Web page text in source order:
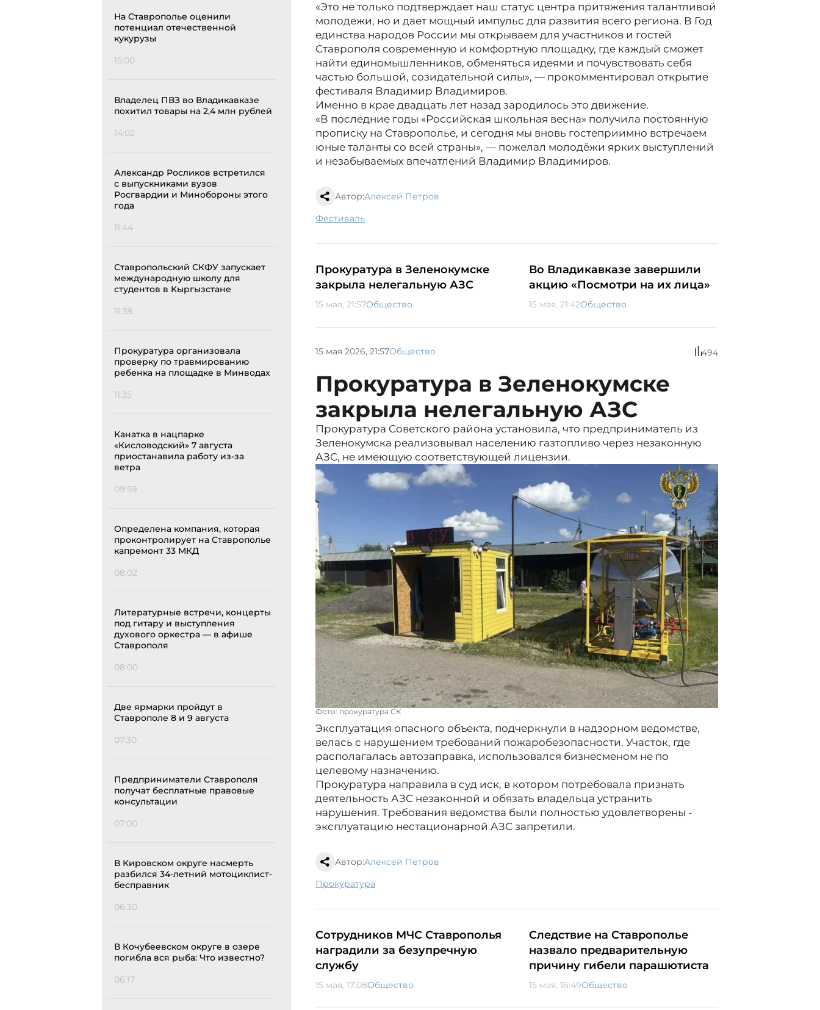
На Ставрополье оценили
потенциал отечественной
кукурузы
15:00
Владелец ПВЗ во Владикавказе
похитил товары на 2,4 млн рублей
14:02
Александр Росликов встретился
с выпускниками вузов
Росгвардии и Минобороны этого
года
11:44
Ставропольский СКФУ запускает
международную школу для
студентов в Кыргызстане
11:38
Прокуратура организовала
проверку по травмированию
ребенка на площадке в Минводах
11:35
Канатка в нацпарке
«Кисловодский» 7 августа
приостанавила работу из-за
ветра
09:59
Определена компания, которая
проконтролирует на Ставрополье
капремонт 33 МКД
08:02
Литературные встречи, концерты
под гитару и выступления
духового оркестра — в афише
Ставрополя
08:00
Две ярмарки пройдут в
Ставрополе 8 и 9 августа
07:30
Предприниматели Ставрополя
получат бесплатные правовые
консультации
07:00
В Кировском округе насмерть
разбился 34-летний мотоциклист-
бесправник
06:30
В Кочубеевском округе в озере
погибла вся рыба: Что известно?
06:17
«Это не только подтверждает наш статус центра притяжения талантливой
молодежи, но и дает мощный импульс для развития всего региона. В Год
единства народов России мы открываем для участников и гостей
Ставрополя современную и комфортную площадку, где каждый сможет
найти единомышленников, обменяться идеями и почувствовать себя
частью большой, созидательной силы», — прокомментировал открытие
фестиваля Владимир Владимиров.
Именно в крае двадцать лет назад зародилось это движение.
«В последние годы «Российская школьная весна» получила постоянную
прописку на Ставрополье, и сегодня мы вновь гостеприимно встречаем
юные таланты со всей страны», — пожелал молодёжи ярких выступлений
и незабываемых впечатлений Владимир Владимиров.
Автор:Алексей Петров
фестиваль
Прокуратура в Зеленокумске
закрыла нелегальную АЗС
15 мая, 21:57Общество
Во Владикавказе завершили
акцию «Посмотри на их лица»
15 мая, 21:42Общество
15 мая 2026, 21:57Общество 494
Прокуратура в Зеленокумске
закрыла нелегальную АЗС
Прокуратура Советского района установила, что предприниматель из
Зеленокумска реализовывал населению газтопливо через незаконную
АЗС, не имеющую соответствующей лицензии.
Фото: прокуратура СК
Эксплуатация опасного объекта, подчеркнули в надзорном ведомстве,
велась с нарушением требований пожаробезопасности. Участок, где
располагалась автозаправка, использовался бизнесменом не по
целевому назначению.
Прокуратура направила в суд иск, в котором потребовала признать
деятельность АЗС незаконной и обязать владельца устранить
нарушения. Требования ведомства были полностью удовлетворены -
эксплуатацию нестационарной АЗС запретили.
Автор:Алексей Петров
прокуратура
Сотрудников МЧС Ставрополья
наградили за безупречную
службу
15 мая, 17:08Общество
Следствие на Ставрополье
назвало предварительную
причину гибели парашютиста
15 мая, 16:49Общество